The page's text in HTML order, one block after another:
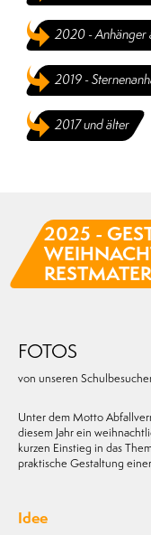
2020 - Anhänger
2019 -
2017 und älter
2025 -
FOTOS
von unseren
Unter dem Motto
diesem Jahr ein
kurzen Einstieg in das
praktische Gestaltung einer
Idee